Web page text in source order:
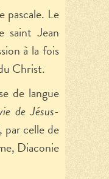
pascale. Le
saint Jean
à la fois
Christ.
de langue
de Jésus-
celle de
Diaconie